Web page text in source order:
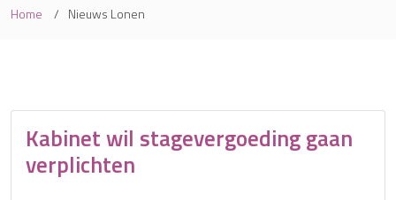
Home Nieuws Lonen
Kabinet wil stagevergoeding gaan
verplichten